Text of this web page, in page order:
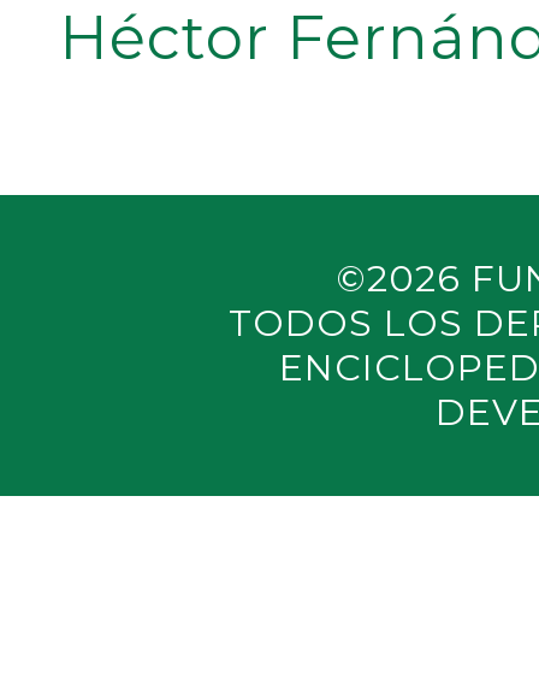
Héctor
©2026
TODOS LOS